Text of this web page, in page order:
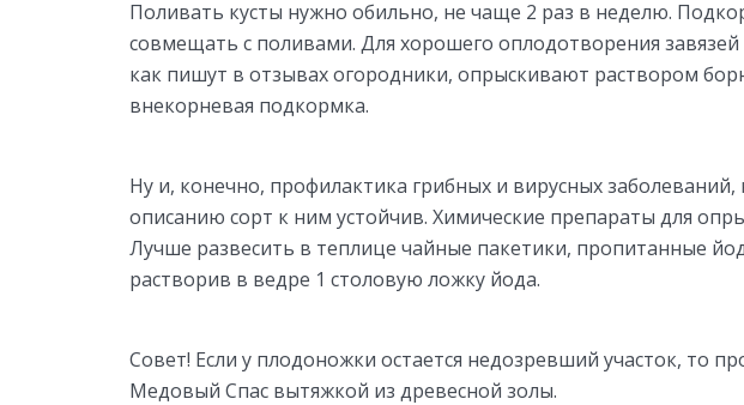
Поливать кусты нужно обильно, не чаще 2 раз в неделю.
совмещать с поливами. Для хорошего оплодотворения
как пишут в отзывах огородники, опрыскивают раствором
внекорневая подкормка.
Ну и, конечно, профилактика грибных и вирусных заболеваний,
описанию сорт к ним устойчив. Химические препараты для
Лучше развесить в теплице чайные пакетики, пропитанные
растворив в ведре 1 столовую ложку йода.
Совет! Если у плодоножки остается недозревший участок, то
Медовый Спас вытяжкой из древесной золы.